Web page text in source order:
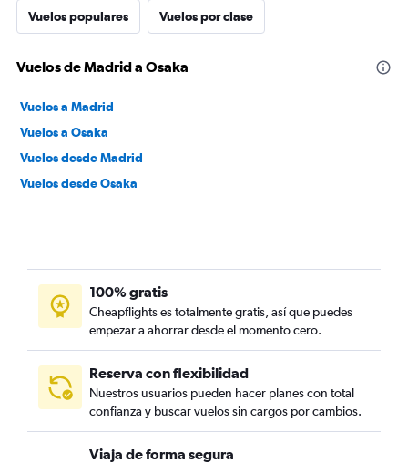
Vuelos populares Vuelos por clase
Vuelos de Madrid a Osaka
Vuelos a Madrid
Vuelos a Osaka
Vuelos desde Madrid
Vuelos desde Osaka
100% gratis
Cheapflights es totalmente gratis, así que puedes
empezar a ahorrar desde el momento cero.
Reserva con flexibilidad
Nuestros usuarios pueden hacer planes con total
confianza y buscar vuelos sin cargos por cambios.
Viaja de forma segura